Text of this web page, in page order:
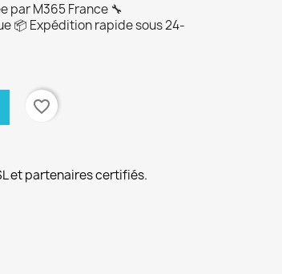
par M365 France 🔧
📦 Expédition rapide sous 24-
favorite_border
et partenaires certifiés.